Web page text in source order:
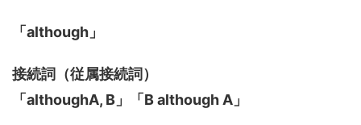
「although」
接続詞（従属接続詞）
「althoughA, B」「B although A」